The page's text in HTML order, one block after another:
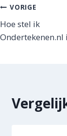
Bericht
navigatie
VORIGE
Hoe stel ik
Ondertekenen.nl